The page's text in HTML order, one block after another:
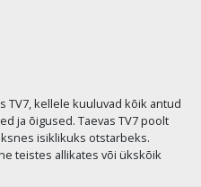
TV7, kellele kuuluvad kõik antud
ja õigused. Taevas TV7 poolt
isiklikuks otstarbeks.
teistes allikates või ükskõik